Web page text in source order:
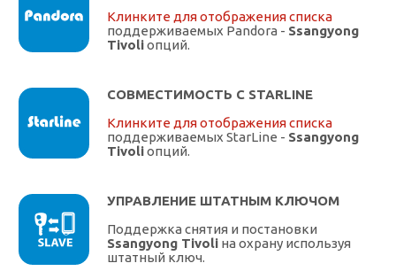
Клинките для отображения списка
поддерживаемых Pandora - Ssangyong
Tivoliопций.
СОВМЕСТИМОСТЬ С STARLINE
Клинките для отображения списка
поддерживаемых StarLine - Ssangyong
Tivoliопций.
УПРАВЛЕНИЕ ШТАТНЫМ КЛЮЧОМ
Поддержка снятия и постановки
Ssangyong Tivoli на охрану используя
штатный ключ.